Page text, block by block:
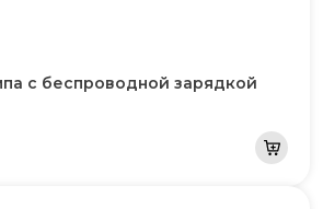
с беспроводной зарядкой